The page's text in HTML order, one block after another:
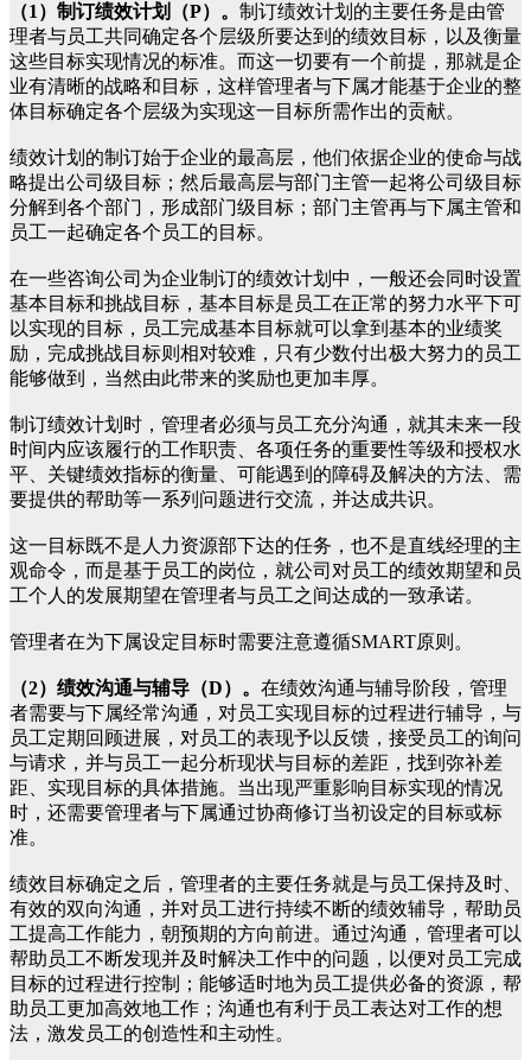
（1）制订绩效计划（P）。 制订绩效计划的主要任务是由管
理者与员工共同确定各个层级所要达到的绩效目标，以及衡量
这些目标实现情况的标准。而这一切要有一个前提，那就是企
业有清晰的战略和目标，这样管理者与下属才能基于企业的整
体目标确定各个层级为实现这一目标所需作出的贡献。
绩效计划的制订始于企业的最高层，他们依据企业的使命与战
略提出公司级目标；然后最高层与部门主管一起将公司级目标
分解到各个部门，形成部门级目标；部门主管再与下属主管和
员工一起确定各个员工的目标。
在一些咨询公司为企业制订的绩效计划中，一般还会同时设置
基本目标和挑战目标，基本目标是员工在正常的努力水平下可
以实现的目标，员工完成基本目标就可以拿到基本的业绩奖
励，完成挑战目标则相对较难，只有少数付出极大努力的员工
能够做到，当然由此带来的奖励也更加丰厚。
制订绩效计划时，管理者必须与员工充分沟通，就其未来一段
时间内应该履行的工作职责、各项任务的重要性等级和授权水
平、关键绩效指标的衡量、可能遇到的障碍及解决的方法、需
要提供的帮助等一系列问题进行交流，并达成共识。
这一目标既不是人力资源部下达的任务，也不是直线经理的主
观命令，而是基于员工的岗位，就公司对员工的绩效期望和员
工个人的发展期望在管理者与员工之间达成的一致承诺。
管理者在为下属设定目标时需要注意遵循SMART原则。
（2）绩效沟通与辅导（D）。 在绩效沟通与辅导阶段，管理
者需要与下属经常沟通，对员工实现目标的过程进行辅导，与
员工定期回顾进展，对员工的表现予以反馈，接受员工的询问
与请求，并与员工一起分析现状与目标的差距，找到弥补差
距、实现目标的具体措施。当出现严重影响目标实现的情况
时，还需要管理者与下属通过协商修订当初设定的目标或标
准。
绩效目标确定之后，管理者的主要任务就是与员工保持及时、
有效的双向沟通，并对员工进行持续不断的绩效辅导，帮助员
工提高工作能力，朝预期的方向前进。通过沟通，管理者可以
帮助员工不断发现并及时解决工作中的问题，以便对员工完成
目标的过程进行控制；能够适时地为员工提供必备的资源，帮
助员工更加高效地工作；沟通也有利于员工表达对工作的想
法，激发员工的创造性和主动性。